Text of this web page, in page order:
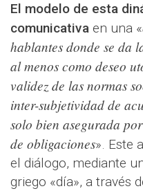
El modelo de esta
comunicativa en una «
hablantes donde se da
al menos como deseo
validez de las normas
inter-subjetividad de
solo bien asegurada
de obligaciones». Este
el diálogo, mediante
griego «día», a través